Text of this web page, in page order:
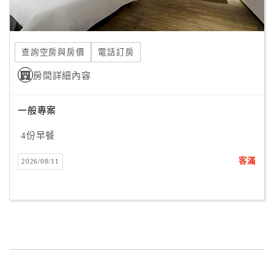
合
作
提
案
店
作
作
查詢空房與房價 電話訂房
房間詳細內容
一般專案
4份早餐
2026/08/11 客滿